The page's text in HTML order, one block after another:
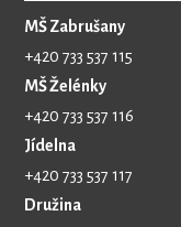
MŠ Zabrušany
+420 733 537 115
MŠ Želénky
+420 733 537 116
Jídelna
+420 733 537 117
Družina